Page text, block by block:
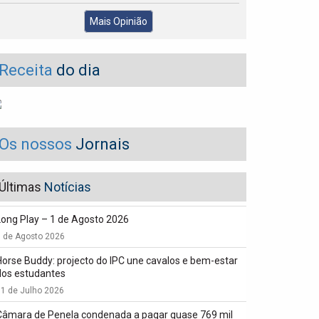
Mais Opinião
do dia
nossos Jornais
Notícias
Play – 1 de Agosto 2026
de Agosto 2026
Buddy: projecto do IPC une cavalos e bem-estar
estudantes
de Julho 2026
de Penela condenada a pagar quase 769 mil